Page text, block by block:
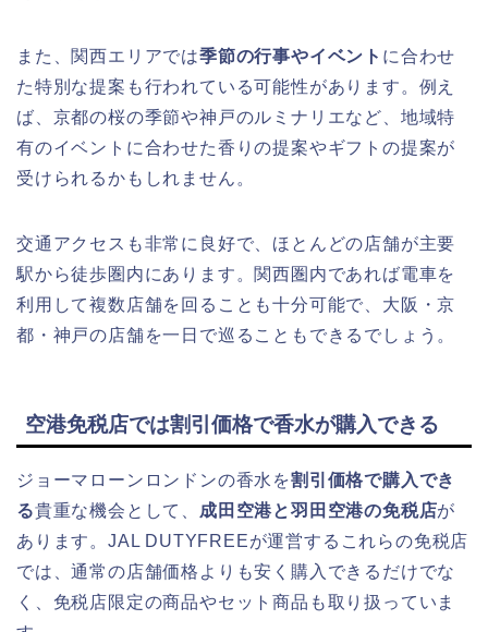
また、関西エリアでは季節の行事やイベント に合わせ
た特別な提案も行われている可能性があります。例え
ば、京都の桜の季節や神戸のルミナリエなど、地域特
有のイベントに合わせた香りの提案やギフトの提案が
受けられるかもしれません。
交通アクセスも非常に良好で、ほとんどの店舗が主要
駅から徒歩圏内にあります。関西圏内であれば電車を
利用して複数店舗を回ることも十分可能で、大阪・京
都・神戸の店舗を一日で巡ることもできるでしょう。
空港免税店では割引価格で香水が購入できる
ジョーマローンロンドンの香水を割引価格で購入でき
る貴重な機会として、 成田空港と羽田空港の免税店が
あります。JAL DUTYFREEが運営するこれらの免税店
では、通常の店舗価格よりも安く購入できるだけでな
く、免税店限定の商品やセット商品も取り扱っていま